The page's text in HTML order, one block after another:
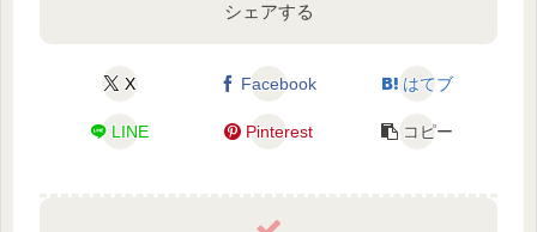
シェアする
X Facebook はてブ
LINE Pinterest コピー